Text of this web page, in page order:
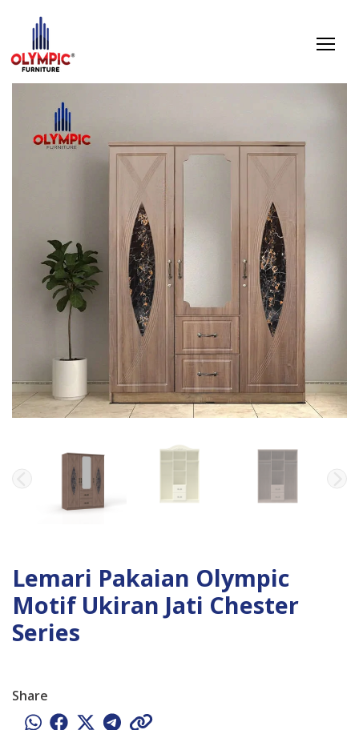
Lemari Pakaian Olympic
Motif Ukiran Jati Chester
Series
Share